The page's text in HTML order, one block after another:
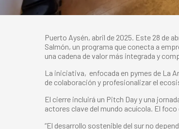
Puerto Aysén, abril de 2025. Este 28 de
Salmón, un programa que conecta a
una cadena de valor más integrada y
La iniciativa, enfocada en pymes de La
de colaboración y profesionalizar el
El cierre incluirá un Pitch Day y una
actores clave del mundo acuícola. El
“El desarrollo sostenible del sur no